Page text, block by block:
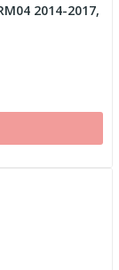
2014-2017,